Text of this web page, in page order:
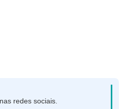
redes sociais.